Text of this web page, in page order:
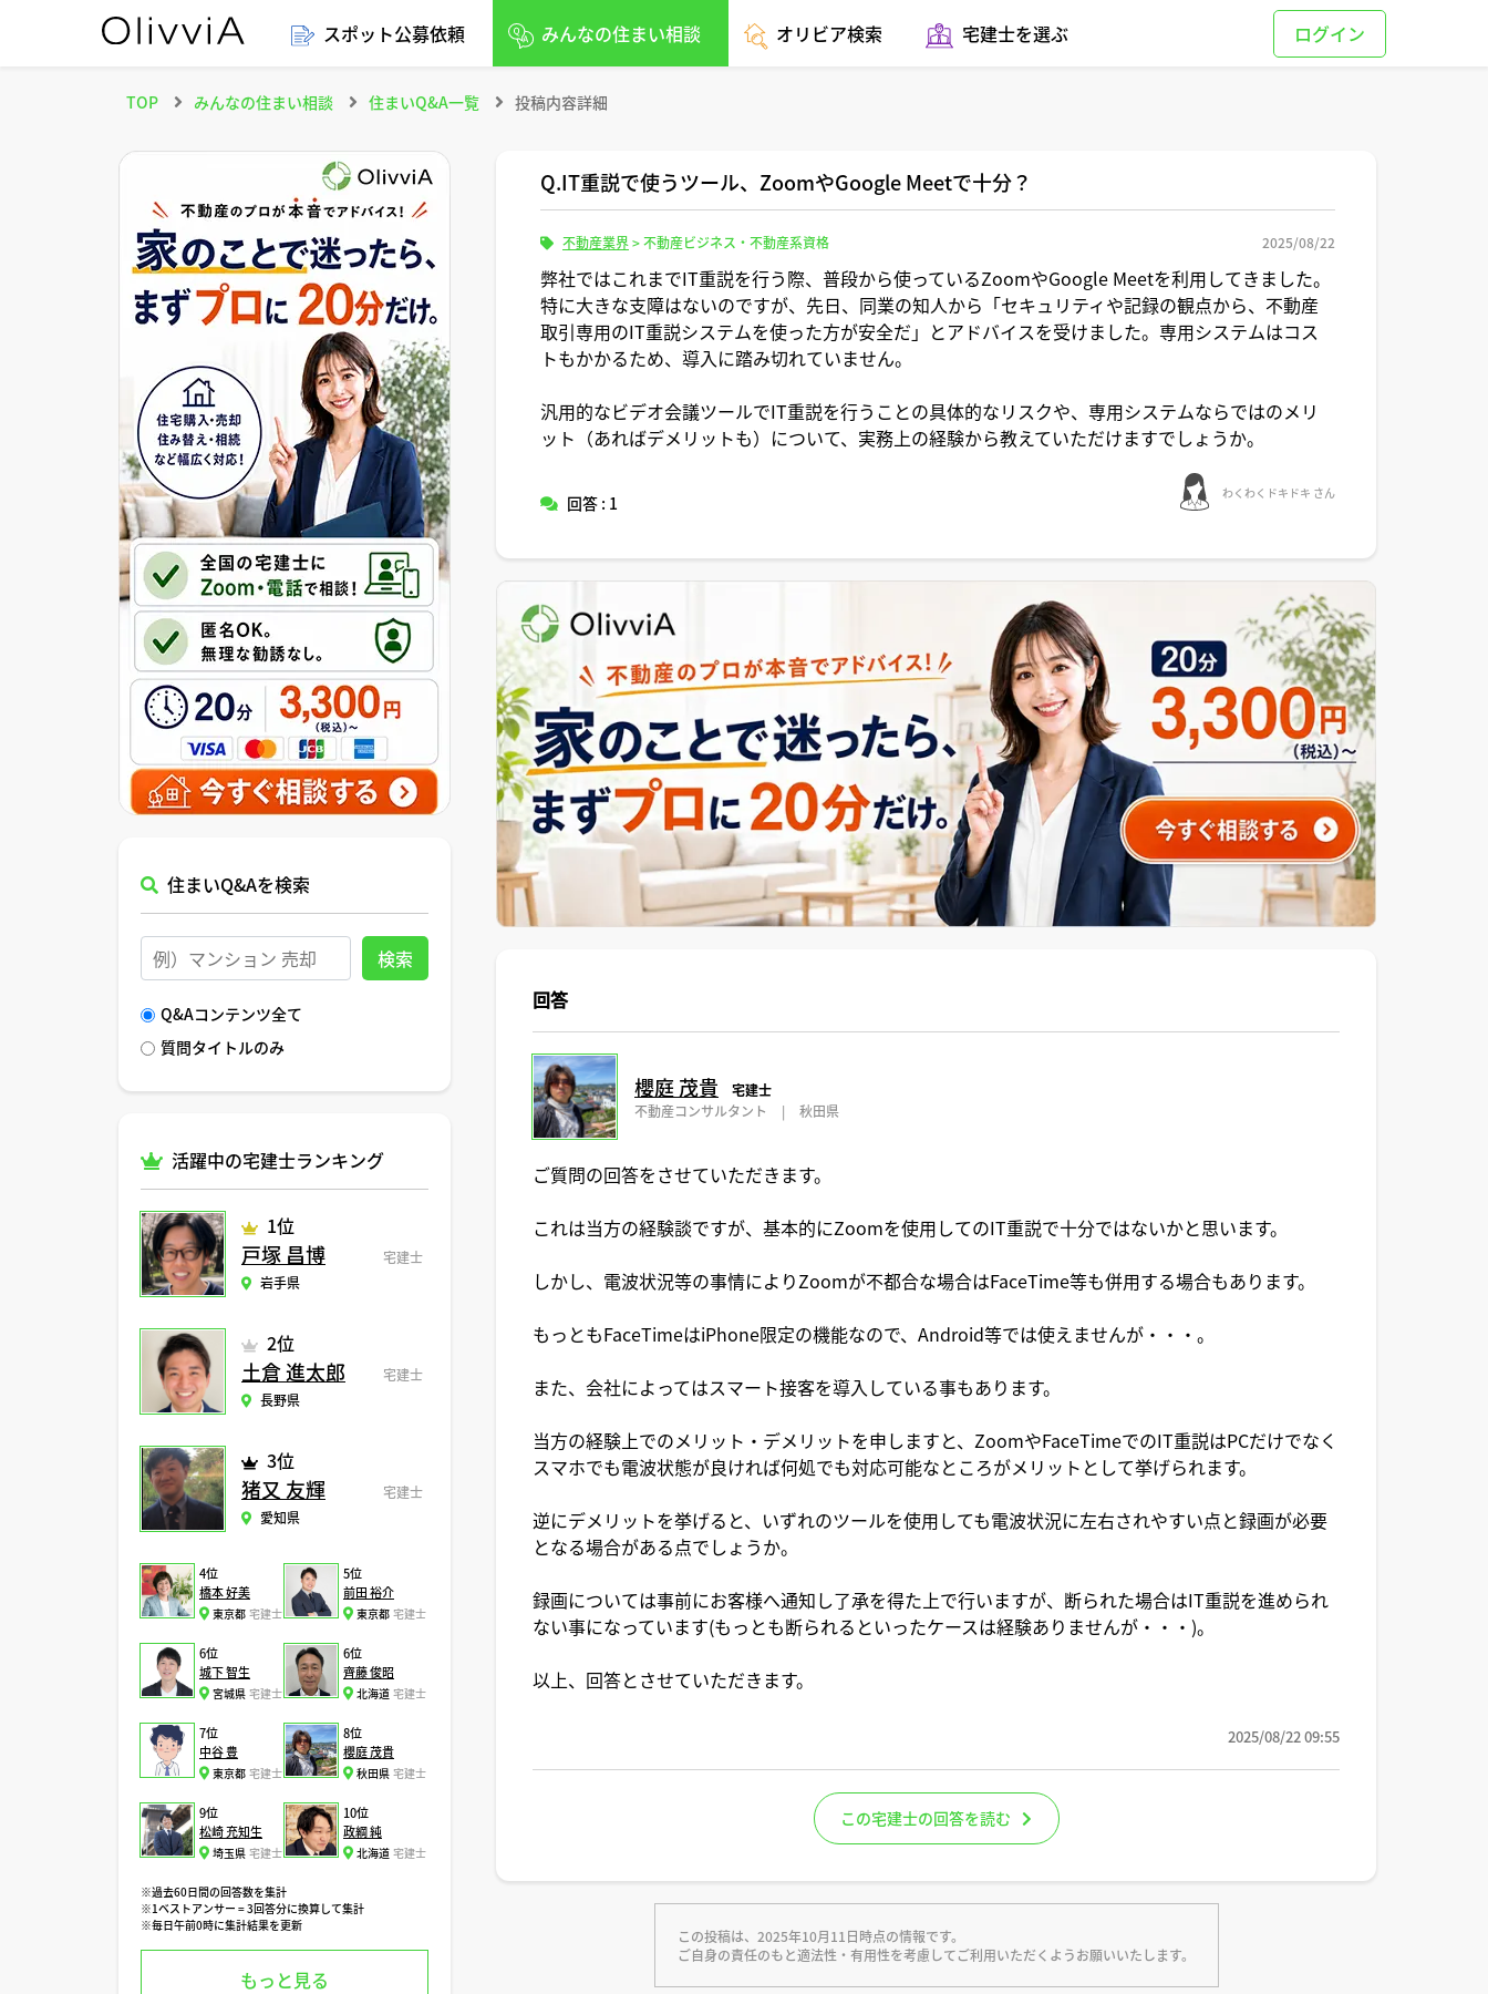
スポット公募依頼 みんなの住まい相談 オリビア検索 宅建士を選ぶ
TOP みんなの住まい相談 住まいQ&A一覧 投稿内容詳細
住まいQ&Aを検索
Q&Aコンテンツ全て
質問タイトルのみ
活躍中の宅建士ランキング
1位
戸塚 昌博
宅建士
岩手県
2位
土倉 進太郎
宅建士
長野県
3位
猪又 友輝
宅建士
愛知県
4位
橋本 好美
宅建士
東京都
5位
前田 裕介
宅建士
東京都
6位
城下 智生
宅建士
宮城県
6位
齊藤 俊昭
宅建士
北海道
7位
中谷 豊
宅建士
東京都
8位
櫻庭 茂貴
宅建士
秋田県
9位
松崎 充知生
宅建士
埼玉県
10位
政綱 純
宅建士
北海道
※過去60日間の回答数を集計
※1ベストアンサー = 3回答分に換算して集計
※毎日午前0時に集計結果を更新
もっと見る
Q.IT重説で使うツール、ZoomやGoogle Meetで十分？
不動産業界>不動産ビジネス・不動産系資格 2025/08/22
弊社ではこれまでIT重説を行う際、普段から使っているZoomやGoogle Meetを利用してきました。
特に大きな支障はないのですが、先日、同業の知人から「セキュリティや記録の観点から、不動産
取引専用のIT重説システムを使った方が安全だ」とアドバイスを受けました。専用システムはコス
トもかかるため、導入に踏み切れていません。
汎用的なビデオ会議ツールでIT重説を行うことの具体的なリスクや、専用システムならではのメリ
ット（あればデメリットも）について、実務上の経験から教えていただけますでしょうか。
回答 : 1 わくわくドキドキ さん
回答
櫻庭 茂貴
宅建士
不動産コンサルタント
| 秋田県
ご質問の回答をさせていただきます。
これは当方の経験談ですが、基本的にZoomを使用してのIT重説で十分ではないかと思います。
しかし、電波状況等の事情によりZoomが不都合な場合はFaceTime等も併用する場合もあります。
もっともFaceTimeはiPhone限定の機能なので、Android等では使えませんが・・・。
また、会社によってはスマート接客を導入している事もあります。
当方の経験上でのメリット・デメリットを申しますと、ZoomやFaceTimeでのIT重説はPCだけでなく
スマホでも電波状態が良ければ何処でも対応可能なところがメリットとして挙げられます。
逆にデメリットを挙げると、いずれのツールを使用しても電波状況に左右されやすい点と録画が必要
となる場合がある点でしょうか。
録画については事前にお客様へ通知し了承を得た上で行いますが、断られた場合はIT重説を進められ
ない事になっています(もっとも断られるといったケースは経験ありませんが・・・)。
以上、回答とさせていただきます。
2025/08/22 09:55
この宅建士の回答を読む
この投稿は、2025年10月11日時点の情報です。
ご自身の責任のもと適法性・有用性を考慮してご利用いただくようお願いいたします。